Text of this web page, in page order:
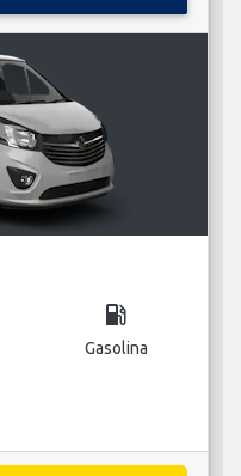
local_gas_station
Gasolina